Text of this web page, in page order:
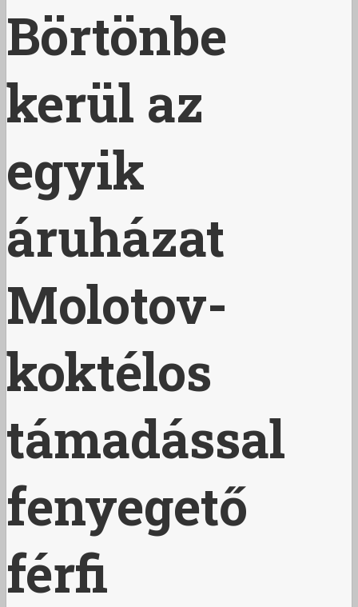
Börtönbe
kerül az
egyik
áruházat
Molotov-
koktélos
támadással
fenyegető
férfi